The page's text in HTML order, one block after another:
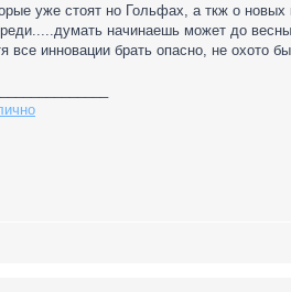
уже стоят но Гольфах, а ткж о
начинаешь может до
все инновации брать опасно, не охото